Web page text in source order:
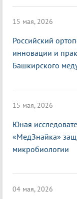
15 мая, 2026
Российский
инновации и
Башкирского
15 мая, 2026
Юная
«МедЗнайка»
микробиологии
04 мая, 2026